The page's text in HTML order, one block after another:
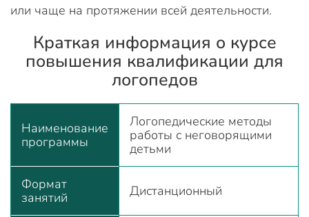
или чаще на протяжении всей деятельности.
Краткая информация о курсе
повышения квалификации для
логопедов
Наименование
программы
Логопедические методы
работы с неговорящими
детьми
Формат
занятий
Дистанционный